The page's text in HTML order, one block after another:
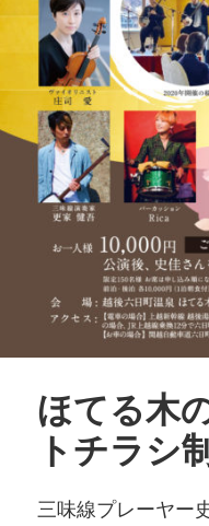
ほてる木
トチラシ
三味線プレーヤー